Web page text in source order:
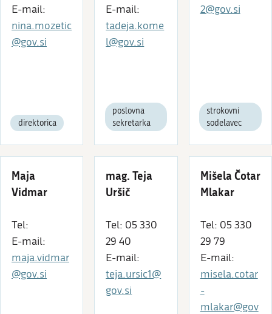
E-mail:
nina.mozetic
@gov.si
direktorica
E-mail:
tadeja.kome
l@gov.si
poslovna
sekretarka
2@gov.si
strokovni
sodelavec
Maja
Vidmar
Tel:
E-mail:
maja.vidmar
@gov.si
mag. Teja
Uršič
Tel: 05 330
29 40
E-mail:
teja.ursic1@
gov.si
Mišela Čotar
Mlakar
Tel: 05 330
29 79
E-mail:
misela.cotar
-
mlakar@gov